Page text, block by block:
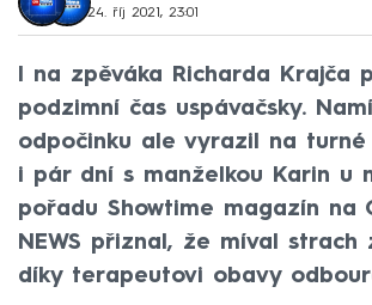
24. říj 2021, 23:01
I na zpěváka Richarda Krajča
podzimní čas uspávačsky.
odpočinku ale vyrazil na
i pár dní s manželkou Karin u
pořadu Showtime magazín na
NEWS přiznal, že míval
díky terapeutovi obavy